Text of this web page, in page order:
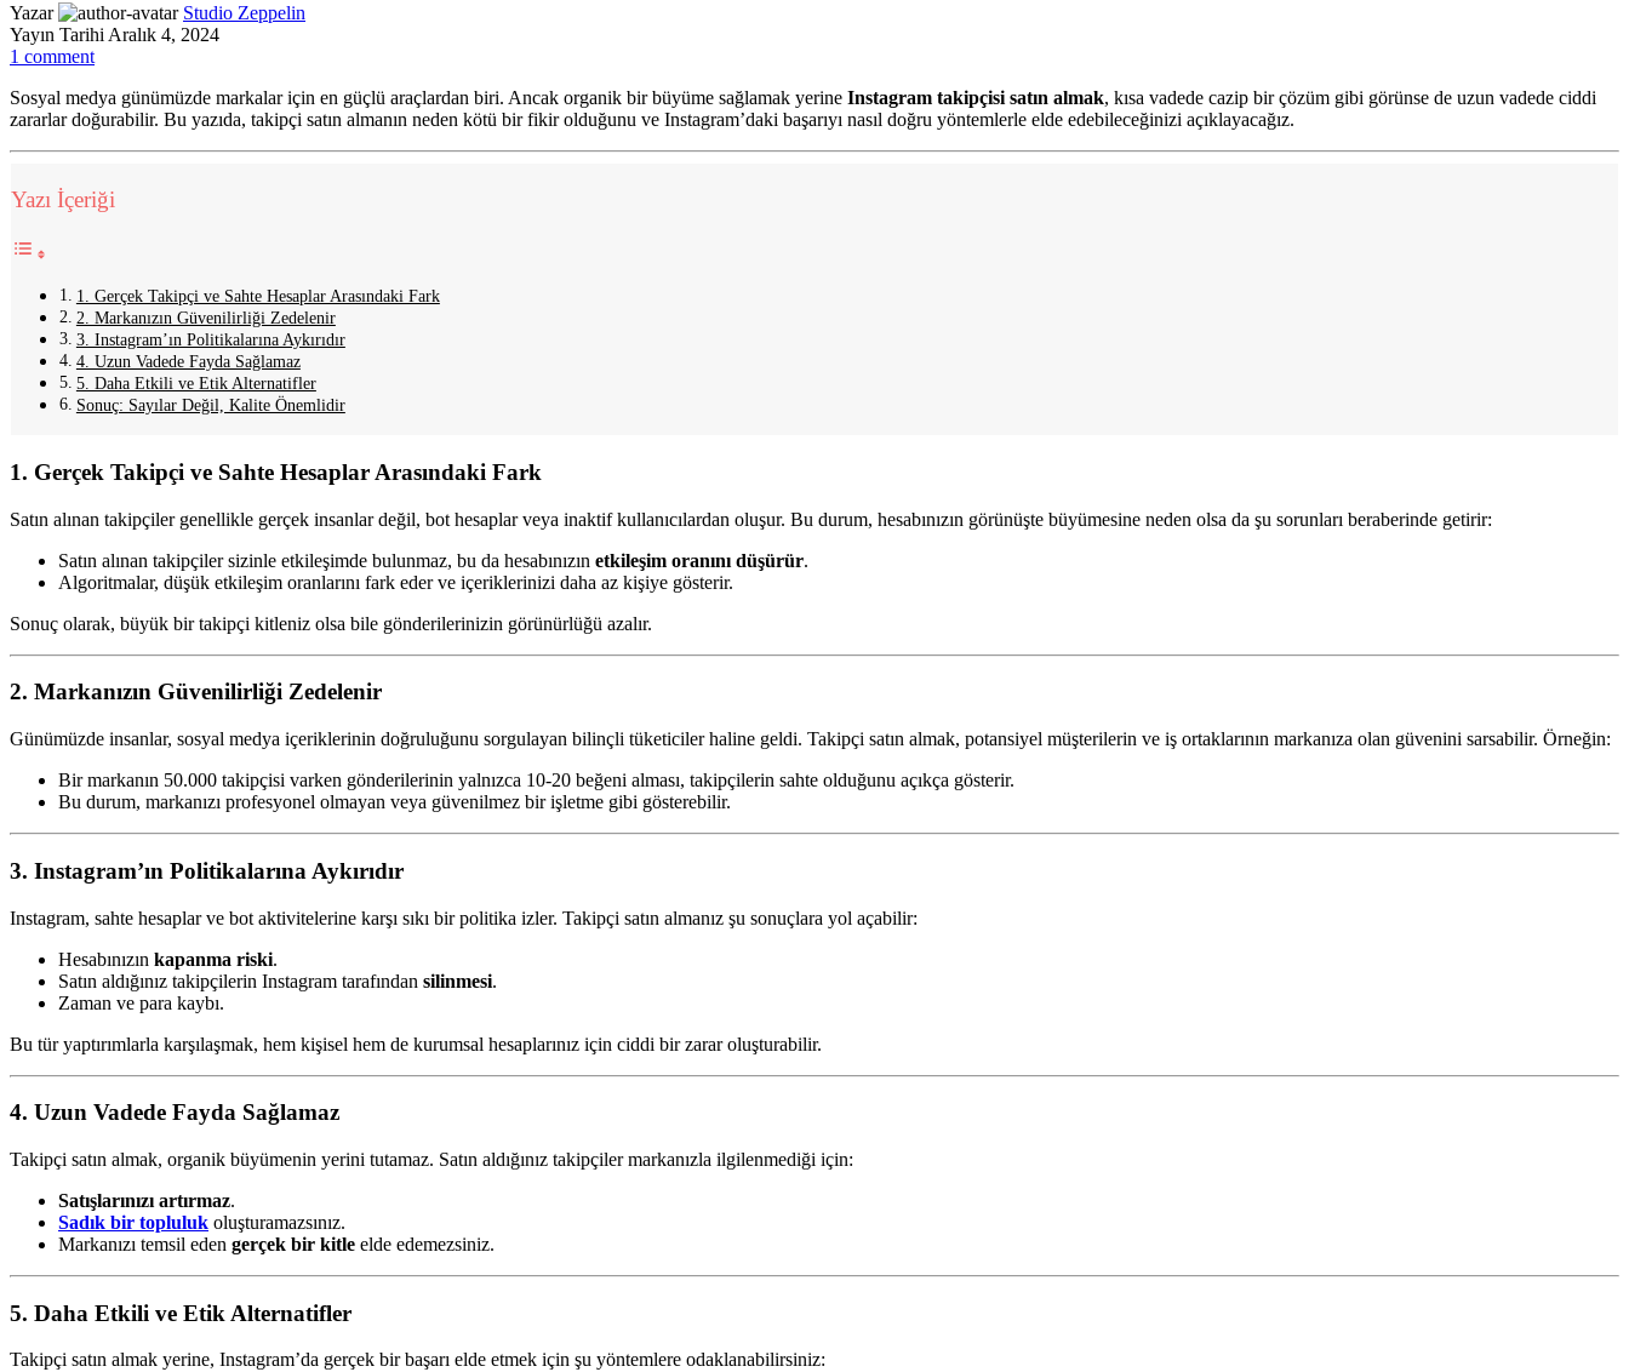
Yazar
Studio Zeppelin
Yayın Tarihi Aralık 4, 2024
1 comment
Sosyal medya günümüzde markalar için en güçlü araçlardan biri. Ancak organik bir büyüme sağlamak yerine Instagram takipçisi satın almak, kısa vadede cazip bir çözüm gibi görünse de uzun vadede ciddi
zararlar doğurabilir. Bu yazıda, takipçi satın almanın neden kötü bir fikir olduğunu ve Instagram’daki başarıyı nasıl doğru yöntemlerle elde edebileceğinizi açıklayacağız.
Yazı İçeriği
1. Gerçek Takipçi ve Sahte Hesaplar Arasındaki Fark
2. Markanızın Güvenilirliği Zedelenir
3. Instagram’ın Politikalarına Aykırıdır
4. Uzun Vadede Fayda Sağlamaz
5. Daha Etkili ve Etik Alternatifler
Sonuç: Sayılar Değil, Kalite Önemlidir
1. Gerçek Takipçi ve Sahte Hesaplar Arasındaki Fark
Satın alınan takipçiler genellikle gerçek insanlar değil, bot hesaplar veya inaktif kullanıcılardan oluşur. Bu durum, hesabınızın görünüşte büyümesine neden olsa da şu sorunları beraberinde getirir:
Satın alınan takipçiler sizinle etkileşimde bulunmaz, bu da hesabınızın etkileşim oranını düşürür.
Algoritmalar, düşük etkileşim oranlarını fark eder ve içeriklerinizi daha az kişiye gösterir.
Sonuç olarak, büyük bir takipçi kitleniz olsa bile gönderilerinizin görünürlüğü azalır.
2. Markanızın Güvenilirliği Zedelenir
Günümüzde insanlar, sosyal medya içeriklerinin doğruluğunu sorgulayan bilinçli tüketiciler haline geldi. Takipçi satın almak, potansiyel müşterilerin ve iş ortaklarının markanıza olan güvenini sarsabilir. Örneğin:
Bir markanın 50.000 takipçisi varken gönderilerinin yalnızca 10-20 beğeni alması, takipçilerin sahte olduğunu açıkça gösterir.
Bu durum, markanızı profesyonel olmayan veya güvenilmez bir işletme gibi gösterebilir.
3. Instagram’ın Politikalarına Aykırıdır
Instagram, sahte hesaplar ve bot aktivitelerine karşı sıkı bir politika izler. Takipçi satın almanız şu sonuçlara yol açabilir:
Hesabınızın kapanma riski.
Satın aldığınız takipçilerin Instagram tarafından silinmesi.
Zaman ve para kaybı.
Bu tür yaptırımlarla karşılaşmak, hem kişisel hem de kurumsal hesaplarınız için ciddi bir zarar oluşturabilir.
4. Uzun Vadede Fayda Sağlamaz
Takipçi satın almak, organik büyümenin yerini tutamaz. Satın aldığınız takipçiler markanızla ilgilenmediği için:
Satışlarınızı artırmaz.
Sadık bir topluluk oluşturamazsınız.
Markanızı temsil eden gerçek bir kitle elde edemezsiniz.
5. Daha Etkili ve Etik Alternatifler
Takipçi satın almak yerine, Instagram’da gerçek bir başarı elde etmek için şu yöntemlere odaklanabilirsiniz: